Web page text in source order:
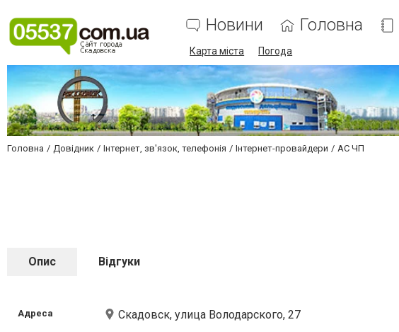
Новини Головна
Карта міста Погода
Головна Довідник Інтернет, зв'язок, телефонія Інтернет-провайдери АС ЧП
Опис Відгуки
Адреса Скадовск, улица Володарского, 27